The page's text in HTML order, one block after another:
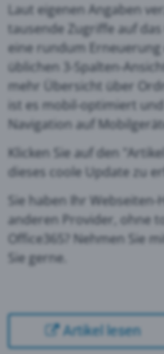
Laut eigenen Angaben
tausende Zugriffe auf
eine rundum
üblichen 3-Spalten-
mehr Übersicht über
ist es mobil-optimiert
Navigation auf
Klicken Sie auf den
dieses coole Update zu
Sie haben Ihr
anderen Provider, ohne
Office365? Nehmen Sie
Sie gerne.
Artikel lesen